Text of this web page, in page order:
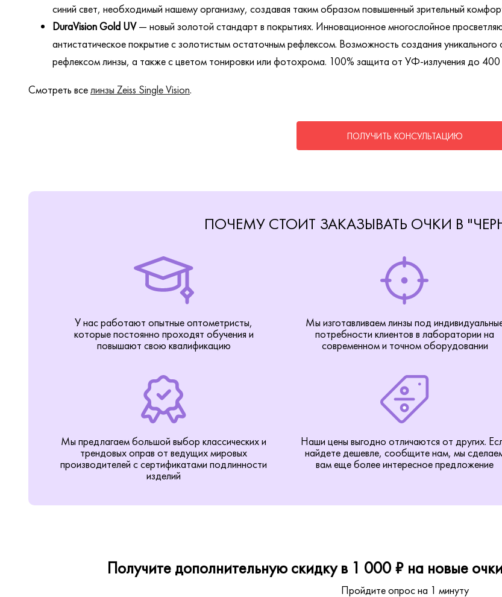
синий свет, необходимый нашему организму, создавая таким образом повышенный зрительный
DuraVision Gold UV— новый золотой стандарт в покрытиях. Инновационное многослойное
антистатическое покрытие с золотистым остаточным рефлексом. Возможность создания
рефлексом линзы, а также с цветом тонировки или фотохрома. 100% защита от УФ-излучения до 400
Смотреть вселинзы Zeiss Single Vision.
ПОЛУЧИТЬ КОНСУЛЬТАЦИЮ
ПОЧЕМУ СТОИТ ЗАКАЗЫВАТЬ ОЧКИ В
У нас работают опытные оптометристы,
которые постоянно проходят обучения и
повышают свою квалификацию
Мы изготавливаем линзы под
потребности клиентов в лаборатории на
современном и точном оборудовании
Мы предлагаем большой выбор классических и
трендовых оправ от ведущих мировых
производителей с сертификатами подлинности
изделий
Наши цены выгодно отличаются от других.
найдете дешевле, сообщите нам, мы
вам еще более интересное предложение
Получите дополнительную скидку в 1 000 ₽ на новые
Пройдите опрос на 1 минуту